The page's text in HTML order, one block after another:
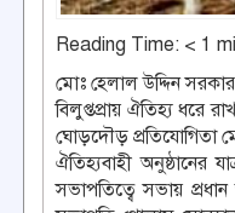
Reading Time: < 1
মোঃ হেলাল উদ্দিন
বিলুপ্তপ্রায় ঐতিহ্য ধরে
ঘোড়দৌড় প্রতিযোগিতা
ঐতিহ্যবাহী
সভাপতিত্বে সভায়